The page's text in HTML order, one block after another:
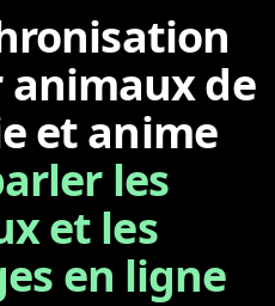
de
et anime
les
et les
en ligne